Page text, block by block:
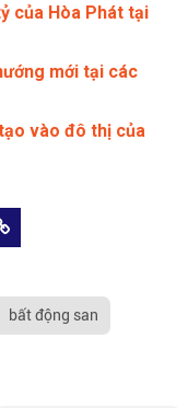
của Hòa Phát tại
mới tại các
vào đô thị của
bất động san